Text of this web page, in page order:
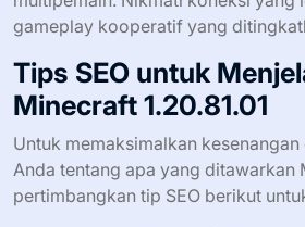
gameplay kooperatif yang
Tips SEO untuk
Minecraft 1.20.81.01
Untuk memaksimalkan
Anda tentang apa yang ditawarkan
pertimbangkan tip SEO berikut